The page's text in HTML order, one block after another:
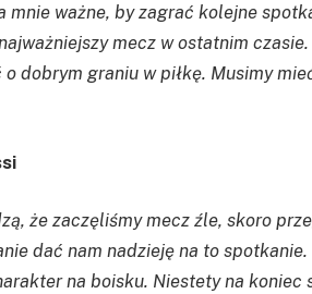
mnie ważne, by zagrać kolejne
mecz w ostatnim
dobrym graniu w piłkę. Musimy
że zaczęliśmy mecz źle, skoro
dać nam nadzieję na to
na boisku. Niestety na